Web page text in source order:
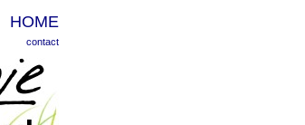
HOME
contact